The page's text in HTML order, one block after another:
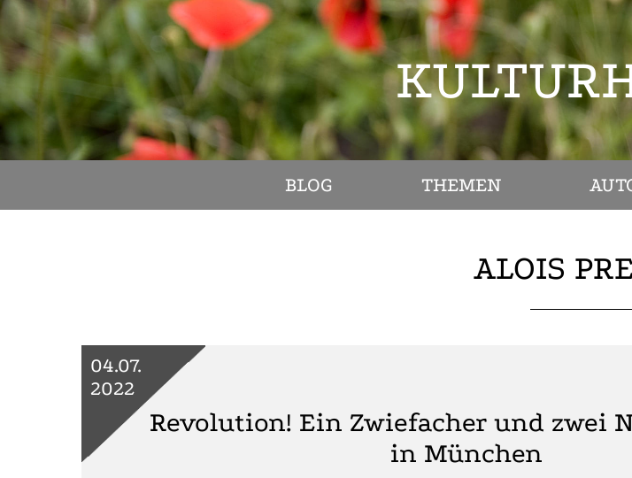
BLOG THEMEN
ALOIS
Revolution! Ein Zwiefacher und zwei
in München
04.07.
2022